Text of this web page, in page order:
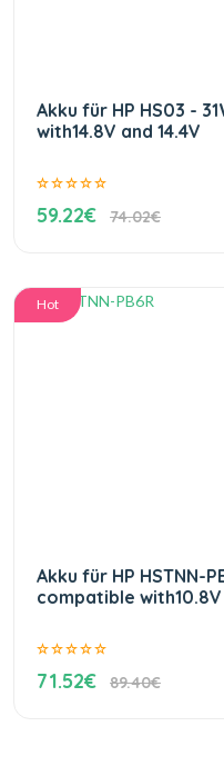
Akku für HP HS03 -
with14.8V and 14.4V
59.22€ 74.02€
Hot
Akku für HP HSTNN-
compatible with10.8V
71.52€ 89.40€